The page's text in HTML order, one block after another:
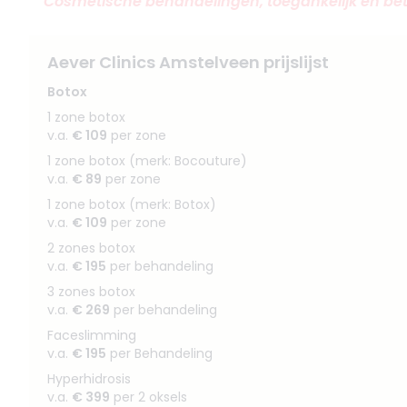
Aever Clinics Amstelveen prijslijst
Botox
1 zone botox
v.a. € 109 per zone
1 zone botox (merk: Bocouture)
v.a. € 89 per zone
1 zone botox (merk: Botox)
v.a. € 109 per zone
2 zones botox
v.a. € 195 per behandeling
3 zones botox
v.a. € 269 per behandeling
Faceslimming
v.a. € 195 per Behandeling
Hyperhidrosis
v.a. € 399 per 2 oksels